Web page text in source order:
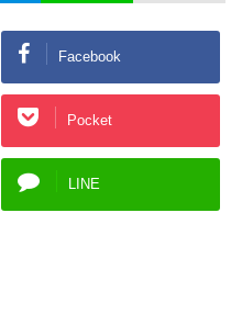
Facebook
Pocket
LINE